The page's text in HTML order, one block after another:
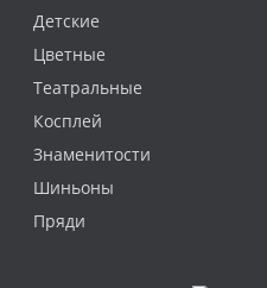
Детские
Цветные
Театральные
Косплей
Знаменитости
Шиньоны
Пряди